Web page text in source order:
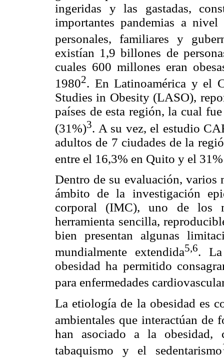
ingeridas y las gastadas,
importantes pandemias a
personales, familiares y
existían 1,9 billones de
cuales 600 millones eran
19802. En Latinoamérica y el
Studies in Obesity (LASO),
países de esta región, la cual
(31%)3. A su vez, el estudio
adultos de 7 ciudades de la
entre el 16,3% en Quito y el
Dentro de su evaluación, varios
ámbito de la investigación
corporal (IMC), uno de los
herramienta sencilla,
bien presentan algunas
mundialmente extendida5,6. La
obesidad ha permitido
para enfermedades
La etiología de la obesidad es
ambientales que interactúan de
han asociado a la obesidad,
tabaquismo y el sedentarismo